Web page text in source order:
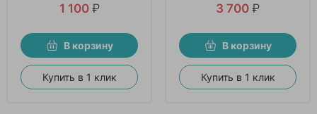
1 100 ₽
В корзину
Купить в 1 клик
3 700 ₽
В корзину
Купить в 1 клик